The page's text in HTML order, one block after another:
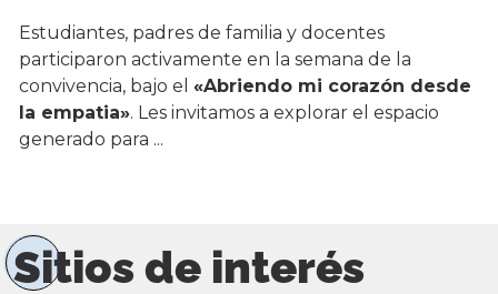
Estudiantes, padres de familia y docentes
participaron activamente en la semana de la
convivencia, bajo el «Abriendo mi corazón desde
la empatia». Les invitamos a explorar el espacio
generado para ...
Sitios de interés